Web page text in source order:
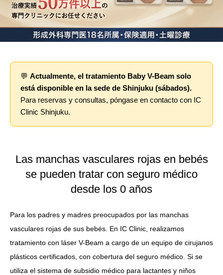
💬 Actualmente, el tratamiento Baby V-Beam solo
está disponible en la sede de Shinjuku (sábados).
Para reservas y consultas, póngase en contacto con IC
Clinic Shinjuku.
Las manchas vasculares rojas en bebés
se pueden tratar con seguro médico
desde los 0 años
Para los padres y madres preocupados por las manchas
vasculares rojas de sus bebés. En IC Clinic, realizamos
tratamiento con láser V-Beam a cargo de un equipo de cirujanos
plásticos certificados, con cobertura del seguro médico. Si se
utiliza el sistema de subsidio médico para lactantes y niños